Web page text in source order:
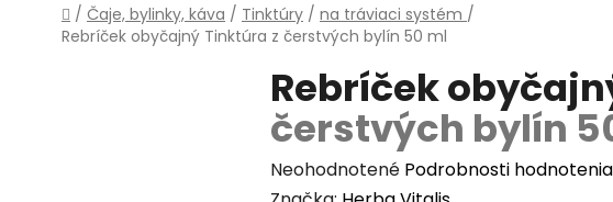
Domov
/ Čaje, bylinky, káva / Tinktúry / na tráviaci systém /
Rebríček obyčajný Tinktúra z čerstvých bylín 50 ml
Rebríček
čerstvých bylín
Priemerné
Neohodnotené Podrobnosti hodnotenia